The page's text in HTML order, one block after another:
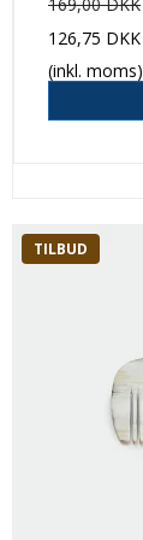
169,00 DKK
126,75 DKK
(inkl. moms)
TILBUD